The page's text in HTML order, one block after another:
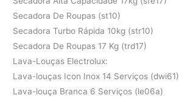
Secadora De Roupas (st10)
Secadora Turbo Rápida 10kg (str10)
Secadora De Roupas 17 Kg (trd17)
Lava-Louças Electrolux:
Lava-louças Icon Inox 14 Serviços (dwi61)
Lava-louça Branca 6 Serviços (le06a)